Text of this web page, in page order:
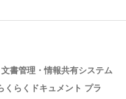
書管理・情報共有システム
らくドキュメント プラ